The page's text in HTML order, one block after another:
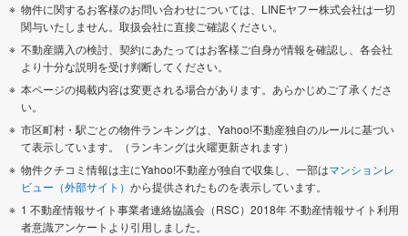
物件に関するお客様のお問い合わせについては、LINEヤフー株式会社は一切
関与いたしません。取扱会社に直接ご確認ください。
不動産購入の検討、契約にあたってはお客様ご自身が情報を確認し、各会社
より十分な説明を受け判断してください。
本ページの掲載内容は変更される場合があります。あらかじめご了承くださ
い。
市区町村・駅ごとの物件ランキングは、Yahoo!不動産独自のルールに基づい
て表示しています。（ランキングは火曜更新されます）
物件クチコミ情報は主にYahoo!不動産が独自で収集し、一部はマンションレ
ビュー（外部サイト） から提供されたものを表示しています。
1 不動産情報サイト事業者連絡協議会（RSC）2018年 不動産情報サイト利用
者意識アンケートより引用しました。